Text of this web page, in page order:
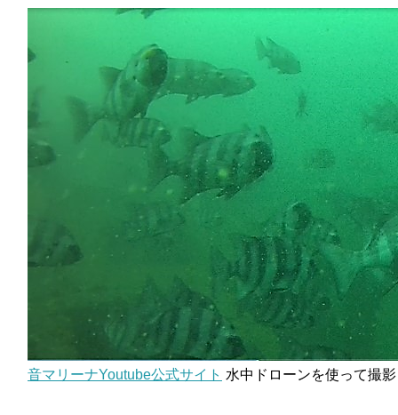
音マリーナYoutube公式サイト 水中ドローンを使って撮